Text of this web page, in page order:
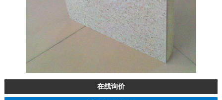
在线询价